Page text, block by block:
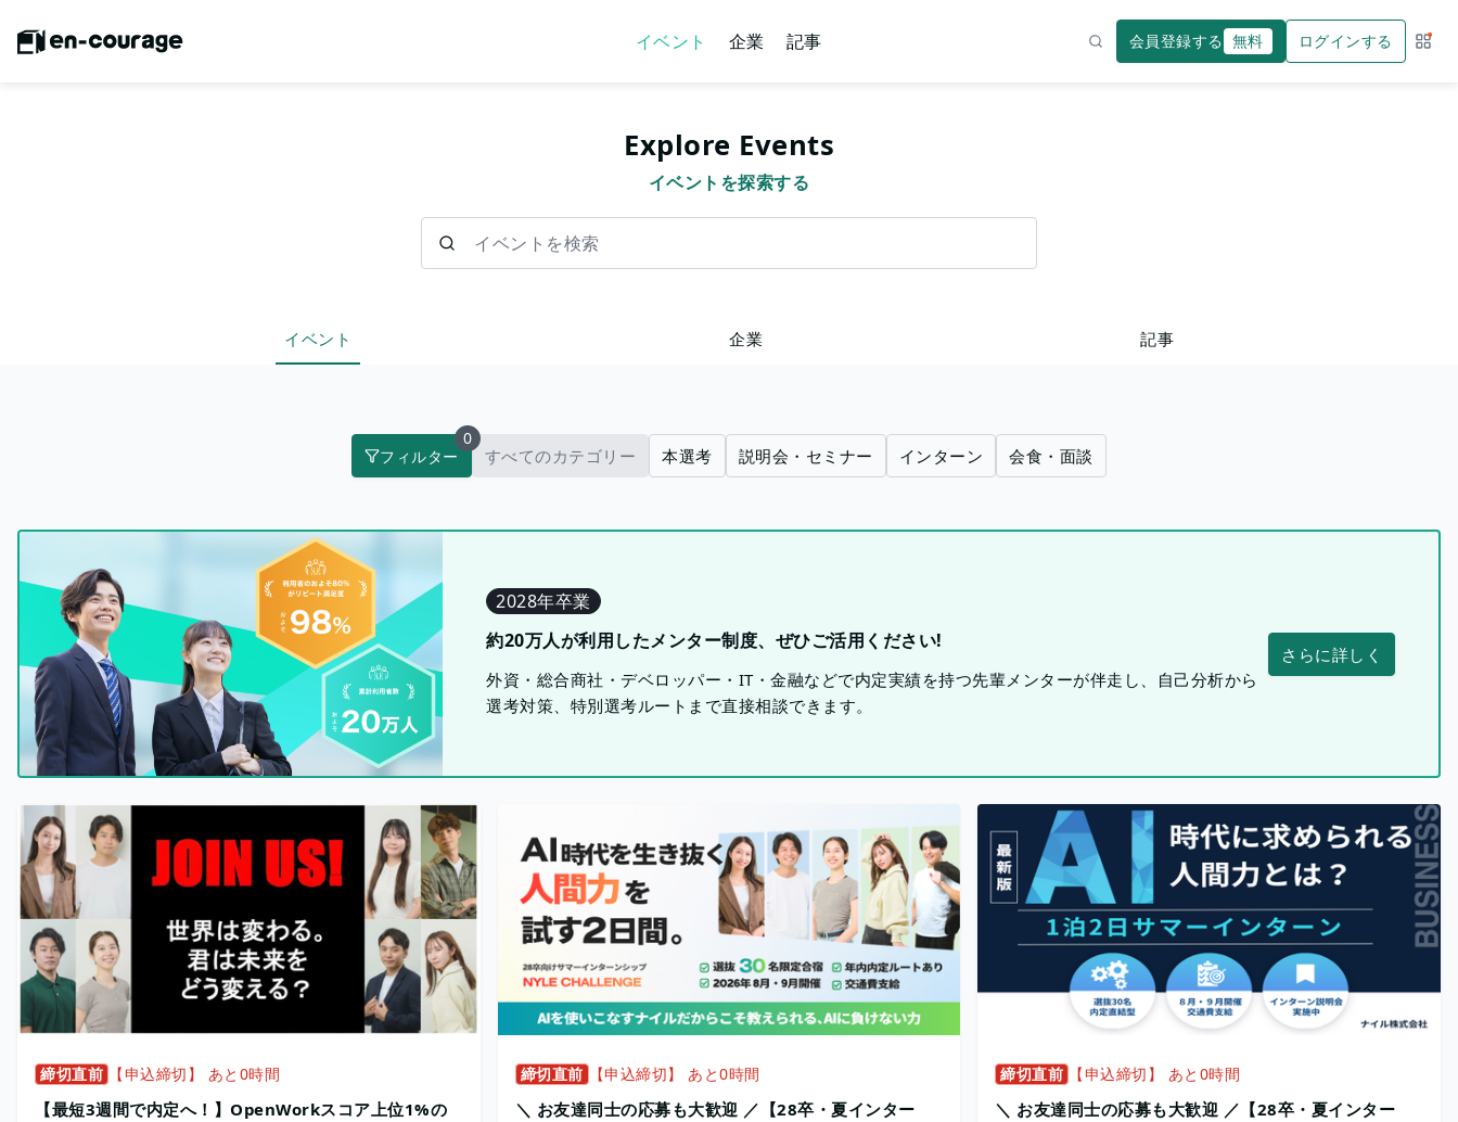
イベント 企業 記事 会員登録する 無料 ログインする サー
Explore Events
イベントを探索する
イベント 企業 記事
フィルター
0
すべてのカテゴリー 本選考 説明会・セミナー インターン 会食・面談
2028年卒業
約20万人が利用したメンター制度、ぜひご活用ください!
外資・総合商社・デベロッパー・IT・金融などで内定実績を持つ先輩メンターが伴走し、自己分析から
選考対策、特別選考ルートまで直接相談できます。
さらに詳しく
締切直前 【申込締切】 あと0時間
【最短3週間で内定へ！】OpenWorkスコア上位1%の
締切直前 【申込締切】 あと0時間
＼ お友達同士の応募も大歓迎 ／【28卒・夏インター
締切直前 【申込締切】 あと0時間
＼ お友達同士の応募も大歓迎 ／【28卒・夏インター